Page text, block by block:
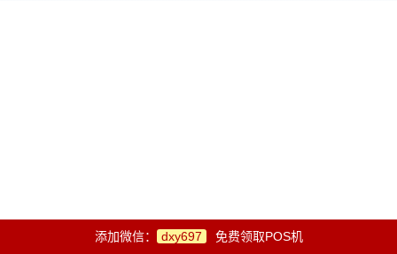
添加微信： dxy697 免费领取POS机